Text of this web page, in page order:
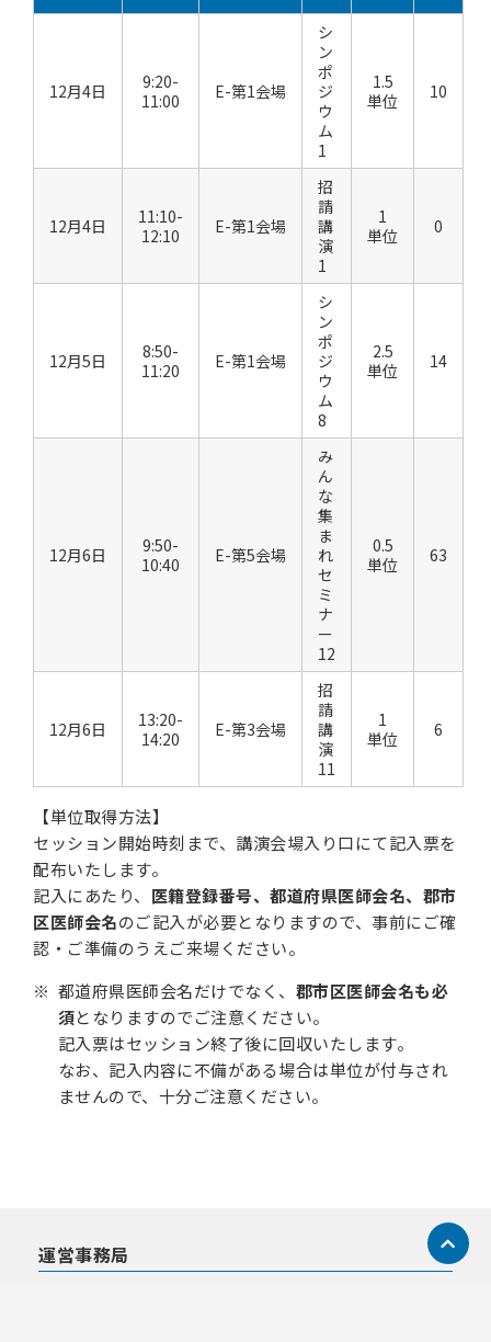
12月4日
9:20-
11:00
E-第1会場
シ
ン
ポ
ジ
ウ
ム
1
1.5
単位
10
12月4日
11:10-
12:10
E-第1会場
招
請
講
演
1
1
単位
0
12月5日
8:50-
11:20
E-第1会場
シ
ン
ポ
ジ
ウ
ム
8
2.5
単位
14
12月6日
9:50-
10:40
E-第5会場
み
ん
な
集
ま
れ
セ
ミ
ナ
ー
12
0.5
単位
63
12月6日
13:20-
14:20
E-第3会場
招
請
講
演
11
1
単位
6
【単位取得方法】
セッション開始時刻まで、講演会場入り口にて記入票を
配布いたします。
記入にあたり、 医籍登録番号、都道府県医師会名、郡市
区医師会名のご記入が必要となりますので、事前にご確
認・ご準備のうえご来場ください。
都道府県医師会名だけでなく、 郡市区医師会名も必
須となりますのでご注意ください。
記入票はセッション終了後に回収いたします。
なお、記入内容に不備がある場合は単位が付与され
ませんので、十分ご注意ください。
運営事務局